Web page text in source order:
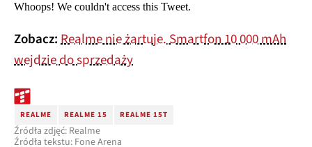
Whoops! We couldn't access this Tweet.
Zobacz:Realme nie żartuje. Smartfon 10 000 mAh
wejdzie do sprzedaży
REALME REALME 15 REALME 15T
Źródła zdjęć: Realme
Źródła tekstu: Fone Arena